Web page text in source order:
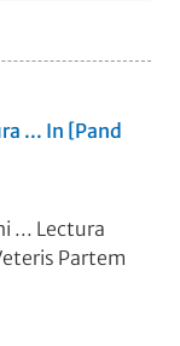
... In [Pand
... Lectura
Partem